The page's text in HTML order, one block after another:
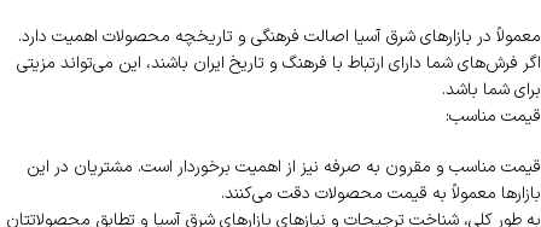
معمولاً در بازارهای شرق آسیا اصالت فرهنگی و تاریخچه محصولات اهمیت دارد.
اگر فرش‌های شما دارای ارتباط با فرهنگ و تاریخ ایران باشند، این می‌تواند مزیتی
برای شما باشد.
قیمت مناسب:
قیمت مناسب و مقرون به صرفه نیز از اهمیت برخوردار است. مشتریان در این
بازارها معمولاً به قیمت محصولات دقت می‌کنند.
به طور کلی، شناخت ترجیحات و نیازهای بازارهای شرق آسیا و تطابق محصولاتتان